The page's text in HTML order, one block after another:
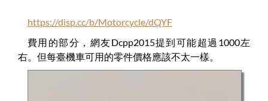
https://disp.cc/b/Motorcycle/dQYF
費用的部分，網友Dcpp2015提到可能超過1000左
右。但每臺機車可用的零件價格應該不太一樣。